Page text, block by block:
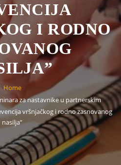
I RODNO
Home
za nastavnike u partnerskim
vršnjačkog i rodno zasnovanog
nasilja”